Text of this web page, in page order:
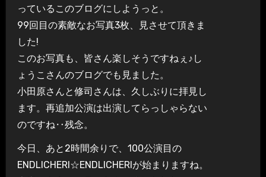
っているこのブログにしようっと。
99回目の素敵なお写真3枚、見させて頂きま
した!
このお写真も、皆さん楽しそうですねぇ♪し
ょうこさんのブログでも見ました。
小田原さんと修司さんは、久しぶりに拝見し
ます。再追加公演は出演してらっしゃらない
のですね‥残念。
今日、あと2時間余りで、100公演目の
ENDLICHERI☆ENDLICHERIが始まりますね。